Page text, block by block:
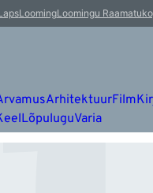
LoomingLoomingu
ArhitektuurFilm
LõpuluguVaria